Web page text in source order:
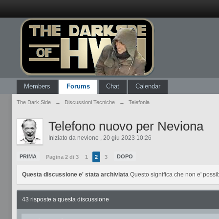
Members Forums Chat Calendar
The Dark Side → Discussioni Tecniche → Telefonia
Telefono nuovo per Neviona
Iniziato da nevione , 20 giu 2023 10:26
PRIMA Pagina 2 di 3 1 2 3 DOPO
Questa discussione e' stata archiviataQuesto significa che non e'
43 risposte a questa discussione